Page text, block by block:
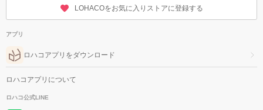
LOHACOをお気に入りストアに登録する
アプリ
ロハコアプリをダウンロード
ロハコアプリについて
ロハコ公式LINE